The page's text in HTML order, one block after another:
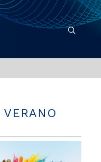
VERANO